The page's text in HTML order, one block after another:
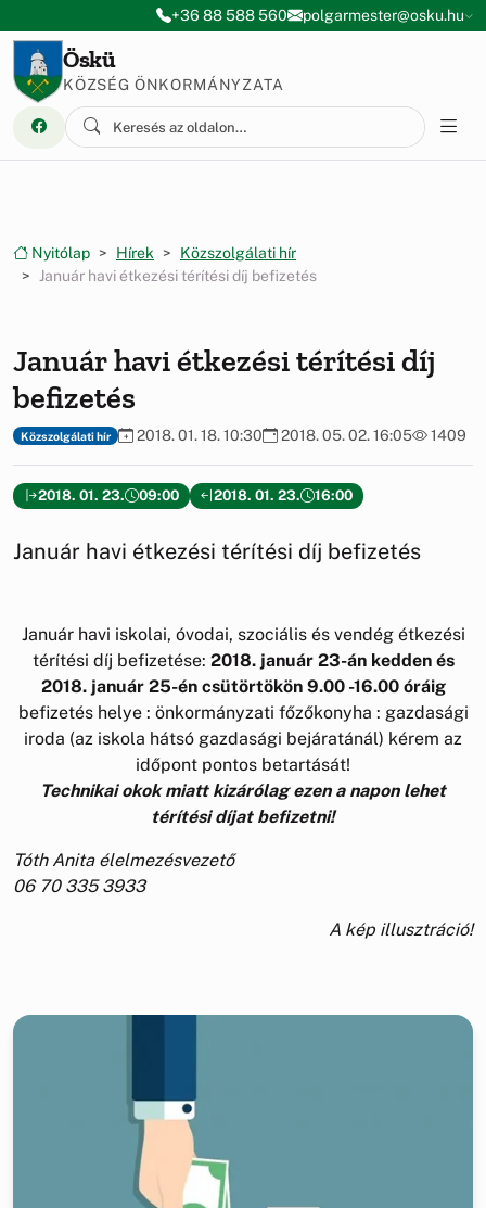
Ugrás a menüre
Ugrás a tartalomra+36 88 588 560 polgarmester@osku.hu
Öskü
KÖZSÉG ÖNKORMÁNYZATA
Nyitólap Hírek
Közszolgálati hír
Január havi étkezési térítési díj befizetés
Január havi étkezési térítési díj
befizetés
Közszolgálati hír 2018. 01. 18. 10:30 2018. 05. 02. 16:05 1409
2018. 01. 23. 09:00 2018. 01. 23. 16:00
Január havi étkezési térítési díj befizetés
Január havi iskolai, óvodai, szociális és vendég étkezési
térítési díj befizetése: 2018. január 23-án kedden és
2018. január 25-én csütörtökön 9.00 -16.00 óráig
befizetés helye : önkormányzati főzőkonyha : gazdasági
iroda (az iskola hátsó gazdasági bejáratánál) kérem az
időpont pontos betartását!
Technikai okok miatt kizárólag ezen a napon lehet
térítési díjat befizetni!
Tóth Anita élelmezésvezető
06 70 335 3933 ​​​​​​
A kép illusztráció!